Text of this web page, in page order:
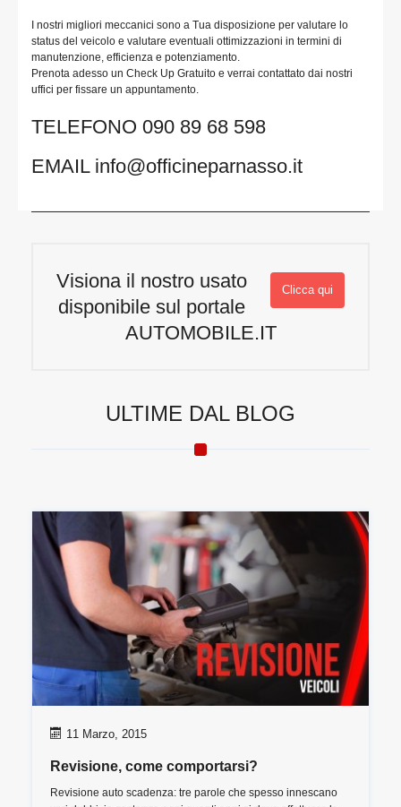
I nostri migliori meccanici sono a Tua disposizione per valutare lo
status del veicolo e valutare eventuali ottimizzazioni in termini di
manutenzione, efficienza e potenziamento.
Prenota adesso un Check Up Gratuito e verrai contattato dai nostri
uffici per fissare un appuntamento.
TELEFONO 090 89 68 598
EMAIL info@officineparnasso.it
Clicca qui
Visiona il nostro usato
disponibile sul portale
AUTOMOBILE.IT
ULTIME DAL BLOG
11 Marzo, 2015
Revisione, come comportarsi?
Revisione auto scadenza: tre parole che spesso innescano